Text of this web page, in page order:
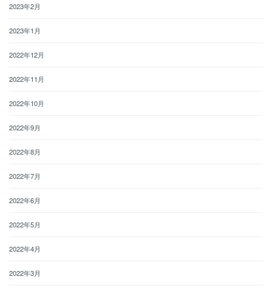
2023年2月
2023年1月
2022年12月
2022年11月
2022年10月
2022年9月
2022年8月
2022年7月
2022年6月
2022年5月
2022年4月
2022年3月